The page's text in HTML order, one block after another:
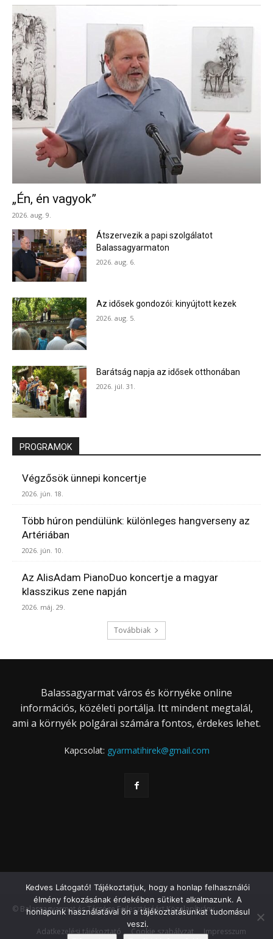
„Én, én vagyok”
2026. aug. 9.
Átszervezik a papi szolgálatot
Balassagyarmaton
2026. aug. 6.
Az idősek gondozói: kinyújtott kezek
2026. aug. 5.
Barátság napja az idősek otthonában
2026. júl. 31.
PROGRAMOK
Végzősök ünnepi koncertje
2026. jún. 18.
Több húron pendülünk: különleges hangverseny az
Artériában
2026. jún. 10.
Az AlisAdam PianoDuo koncertje a magyar
klasszikus zene napján
2026. máj. 29.
Továbbiak
Balassagyarmat város és környéke online
információs, közéleti portálja. Itt mindent megtalál,
ami a környék polgárai számára fontos, érdekes lehet.
Kapcsolat: gyarmatihirek@gmail.com
© Balassagyarmat és Térsége Fejlesztéséért Közalapítvány
Adatkezelési tájékoztató Cookie szabályzat Impresszum
Kedves Látogató! Tájékoztatjuk, hogy a honlap felhasználói
élmény fokozásának érdekében sütiket alkalmazunk. A
honlapunk használatával ön a tájékoztatásunkat tudomásul
veszi.